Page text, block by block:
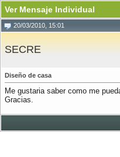
Ver Mensaje Individual
20/03/2010, 15:01
SECRE
Diseño de casa
Me gustaria saber como me
Gracias.